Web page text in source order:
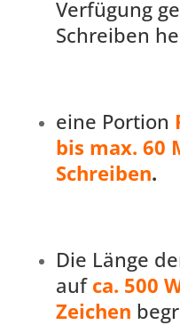
Verfügung
Schreiben
eine Portion
bis max. 60
Schreiben.
Die Länge
auf ca. 500
Zeichen